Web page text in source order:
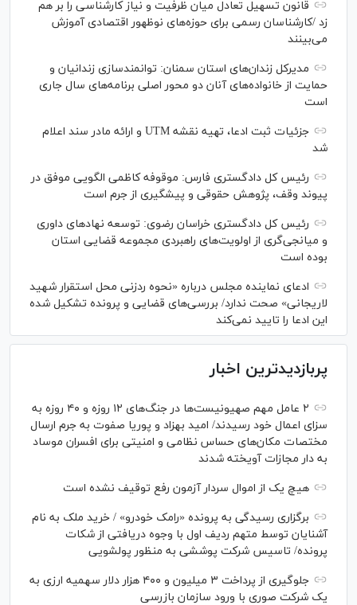
قانون تسهیل تعادل میان ظرفیت و نیاز کارشناسی را بر هم
زد /کارشناسان رسمی برای حوزه‌های نوظهور اقتصادی آموزش
می‌بینند
مدیرکل زندان‌های استان سمنان: توانمندسازی زندانیان و
حمایت از خانواده‌های آنان دو محور اصلی برنامه‌های سال جاری
است
جزئیات ثبت ادعا، تهیه نقشه UTM و ارائه مادر سند اعلام
شد
رئیس کل دادگستری فارس: موقوفه کاظمی الگویی موفق در
پیوند وقف، پژوهش حقوقی و پیشگیری از جرم است
رئیس کل دادگستری خراسان رضوی: توسعه نهاد‌های داوری
و میانجی‌گری از اولویت‌های راهبردی مجموعه قضایی استان
بوده است
ادعای نماینده مجلس درباره «نحوه ردزنی محل استقرار شهید
لاریجانی» صحت ندارد/ بررسی‌های قضایی و پرونده تشکیل شده
این ادعا را تایید نمی‌کند
پربازدیدترین اخبار
۲ عامل مهم صهیونیست‌ها در جنگ‌های ۱۲ روزه و ۴۰ روزه به
سزای اعمال خود رسیدند/ امید بهزاد و پوریا صفوت به جرم ارسال
مختصات مکان‌های حساس نظامی و امنیتی برای افسران موساد
به دار مجازات آویخته شدند
هیچ یک از اموال سردار آزمون رفع توقیف نشده است
برگزاری رسیدگی به پرونده «رامک خودرو» / خرید ملک به نام
آشنایان توسط متهم ردیف اول با وجوه دریافتی از شکات
پرونده/ تاسیس شرکت پوششی به منظور پولشویی
جلوگیری از پرداخت ۳ میلیون و ۴۰۰ هزار دلار سهمیه ارزی به
یک شرکت صوری با ورود سازمان بازرسی